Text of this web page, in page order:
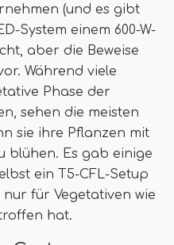
(und es gibt
System einem 600-W-
aber die Beweise
Während viele
Phase der
sehen die meisten
sie ihre Pflanzen mit
blühen. Es gab einige
ein T5-CFL-Setup
für Vegetativen wie
hat.